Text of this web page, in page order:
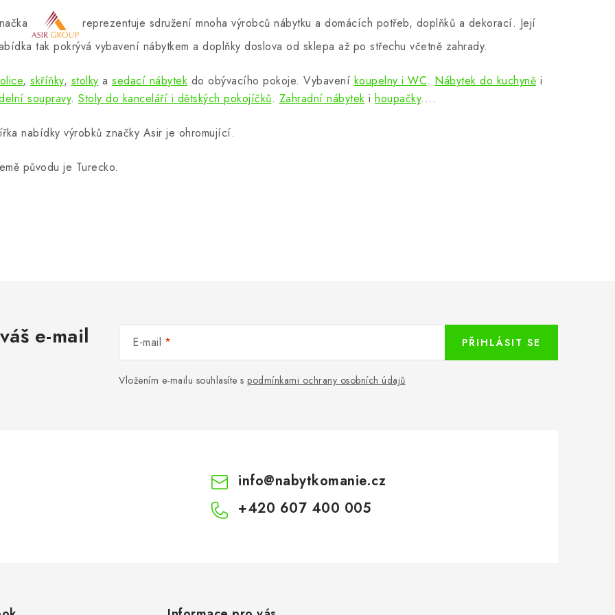
reprezentuje sdružení mnoha výrobců nábytku a domácích potřeb, doplňků a dekorací. Její
tak pokrývá vybavení nábytkem a doplňky doslova od sklepa až po střechu včetně zahrady.
, skříňky, stolky a sedací nábytek do obývacího pokoje. Vybavení koupelny i WC. Nábytek do kuchyně i
soupravy. Stoly do kanceláří i dětských pokojíčků. Zahradní nábytek i houpačky....
nabídky výrobků značky Asir je ohromující.
původu je Turecko.
e-mail E-mail
Vložením e-mailu souhlasíte s podmínkami ochrany osobních údajů
PŘIHLÁSIT SE
info@nabytkomanie.cz
+420 607 400 005